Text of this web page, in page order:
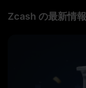
Zcash の最新情報